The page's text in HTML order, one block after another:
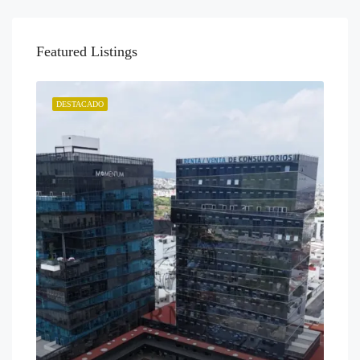
Featured Listings
DESTACADO